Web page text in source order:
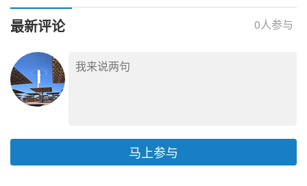
最新评论 0人参与
马上参与